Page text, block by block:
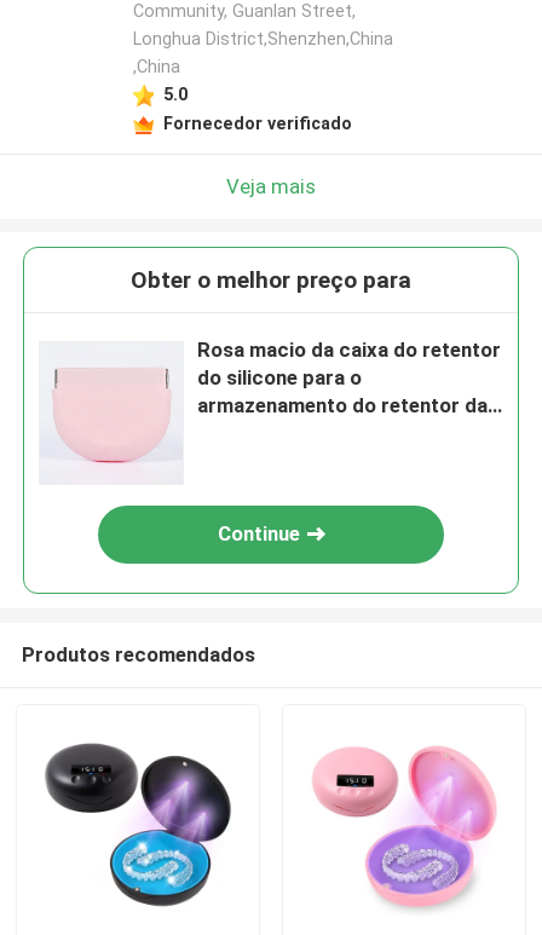
Community, Guanlan Street,
Longhua District,Shenzhen,China
,China
5.0
Fornecedor verificado
Veja mais
Obter o melhor preço para
Rosa macio da caixa do retentor
do silicone para o
armazenamento do retentor da
Continue
Produtos recomendados